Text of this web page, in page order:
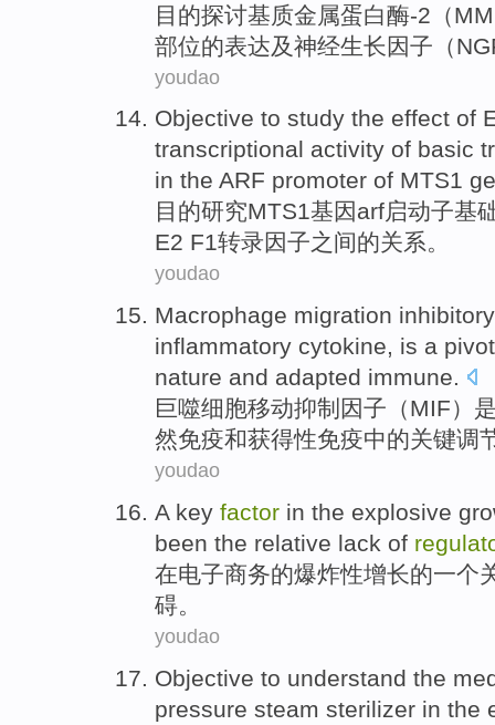
目的探讨基质金属蛋白酶-2（
部位的表达及神经生长 因子 （
youdao
Objective to study the effect of
transcriptional activity of basic
in the ARF promoter of MTS1
目的研究MTS1基因arf启动子基
E2 F1转录因子之间的关系。
youdao
Macrophage migration inhibitory
inflammatory cytokine, is a
nature and adapted immune.
巨噬细胞移动抑制 因子 （MIF）
然免疫和获得性免疫中的关键调
youdao
A key factor in the explosive
been the relative lack of
在电子商务的爆炸性增长的一个
碍。
youdao
Objective to understand the
pressure steam sterilizer in the